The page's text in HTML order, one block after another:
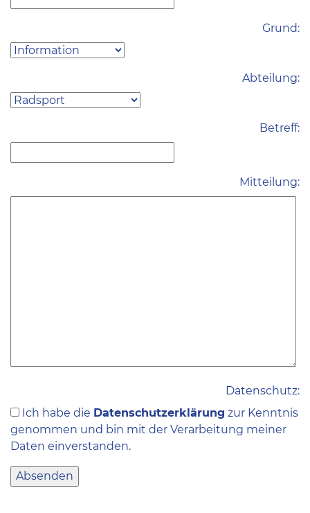
Grund:
Abteilung:
Betreff:
Mitteilung:
Datenschutz:
Ich habe die Datenschutzerklärung zur Kenntnis
genommen und bin mit der Verarbeitung meiner
Daten einverstanden.